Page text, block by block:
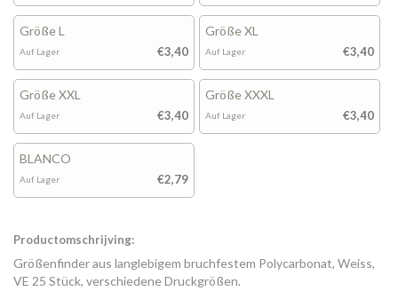
Größe L
€3,40
Auf Lager
Größe XL
€3,40
Auf Lager
Größe XXL
€3,40
Auf Lager
Größe XXXL
€3,40
Auf Lager
BLANCO
€2,79
Auf Lager
Productomschrijving:
Größenfinder aus langlebigem bruchfestem Polycarbonat, Weiss,
VE 25 Stück, verschiedene Druckgrößen.